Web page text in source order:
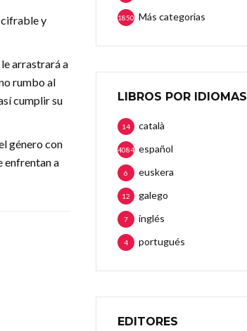
y
arrastrará a
rumbo al
cumplir su
género con
enfrentan a
Más categorias
1850
LIBROS POR IDIOMAS
català
14
español
4084
euskera
6
galego
12
inglés
7
portugués
4
EDITORES